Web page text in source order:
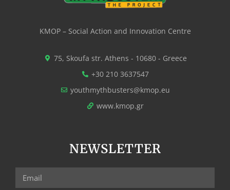
KMOP – Social Action and Innovation Centre
75, Skoufa str. Athens - 10680 - Greece
+30 210 3637547
youthmythbusters@kmop.eu
www.kmop.gr
NEWSLETTER